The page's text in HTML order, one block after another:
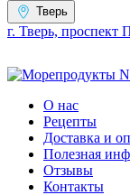
Тверь
г. Тверь, проспект
О нас
Рецепты
Доставка и
Полезная
Отзывы
Контакты